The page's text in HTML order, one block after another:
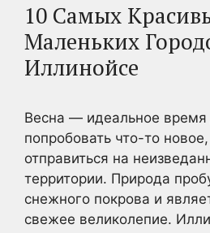
10 Самых
Маленьких
Иллинойсе
Весна — идеальное время
попробовать что-то
отправиться на
территории. Природа
снежного покрова и
свежее великолепие.